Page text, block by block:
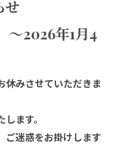
せ
～2026年1月4
休みさせていただきま
ます。
ご迷惑をお掛けします